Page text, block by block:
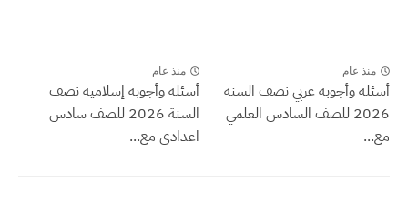
منذ عام
أسئلة وأجوبة عربي نصف السنة
2026 للصف السادس العلمي
مع...
منذ عام
أسئلة وأجوبة إسلامية نصف
السنة 2026 للصف سادس
اعدادي مع...